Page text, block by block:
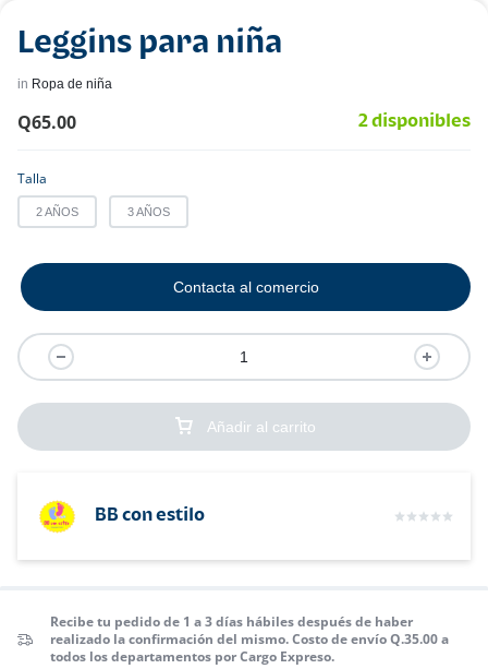
Leggins para niña
in Ropa de niña
Q65.00 2 disponibles
Talla
2 AÑOS 3 AÑOS
Añadir al carrito
Contacta al comercio
BB con estilo
Recibe tu pedido de 1 a 3 días hábiles después de haber
realizado la confirmación del mismo. Costo de envío Q.35.00 a
todos los departamentos por Cargo Expreso.